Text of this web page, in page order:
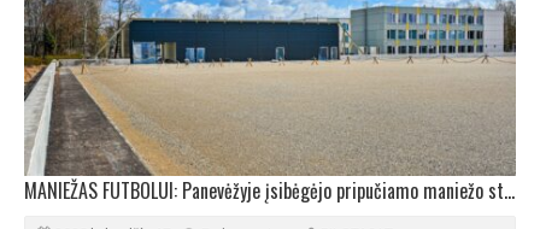
MANIEŽAS FUTBOLUI: Panevėžyje įsibėgėjo pripučiamo maniežo statybos